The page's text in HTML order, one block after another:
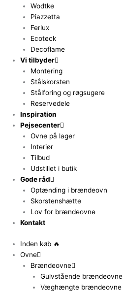
Wodtke
Piazzetta
Ferlux
Ecoteck
Decoflame
Vi tilbyder
Montering
Stålskorsten
Stålforing og røgsugere
Reservedele
Inspiration
Pejsecenter
Ovne på lager
Interiør
Tilbud
Udstillet i butik
Gode råd
Optænding i brændeovn
Skorstenshætte
Lov for brændeovne
Kontakt
Inden køb 🔥
Ovne
Brændeovne
Gulvstående brændeovne
Væghængte brændeovne